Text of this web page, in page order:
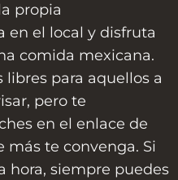
propia
en el local y disfruta
comida mexicana.
para aquellos a
pero te
en el enlace de
más te convenga. Si
hora, siempre puedes